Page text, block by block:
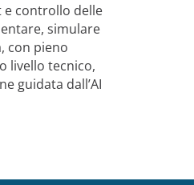
e controllo delle
simulare
con pieno
livello tecnico,
guidata dall’AI